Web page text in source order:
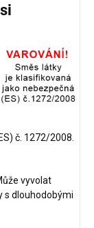
č. 1272/2008.
vyvolat
s dlouhodobými